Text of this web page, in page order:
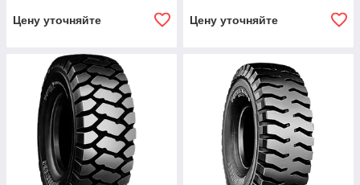
Цену уточняйте Цену уточняйте